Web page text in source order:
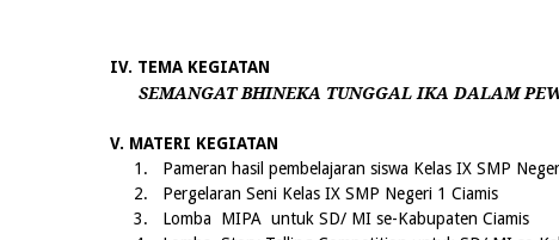
IV. TEMA KEGIATAN
SEMANGAT BHINEKA TUNGGAL IKA DALAM
V. MATERI KEGIATAN
1.
Pameran hasil pembelajaran siswa Kelas IX SMP
2.
Pergelaran Seni Kelas IX SMP Negeri 1 Ciamis
3.
Lomba MIPA untuk SD/ MI se-Kabupaten Ciamis